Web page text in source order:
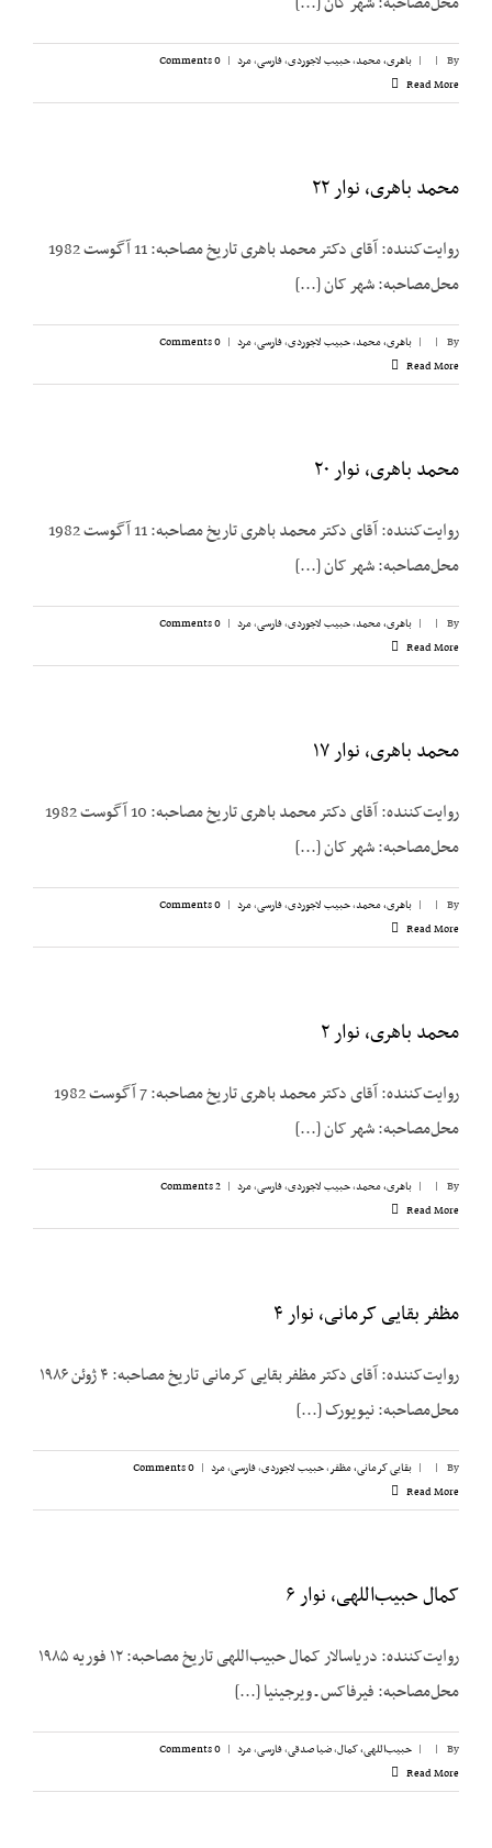
By
|
| باهری، محمد,حبیب لاجوردی,فارسی,مرد |
0 Comments
Read More
محمد باهری، نوار ۲۲
روایت‌کننده: آقای دکتر محمد باهری تاریخ مصاحبه: 11 آگوست 1982
محل‌مصاحبه: شهر کان [...]
By
|
| باهری، محمد,حبیب لاجوردی,فارسی,مرد |
0 Comments
Read More
محمد باهری، نوار ۲۰
روایت‌کننده: آقای دکتر محمد باهری تاریخ مصاحبه: 11 آگوست 1982
محل‌مصاحبه: شهر کان [...]
By
|
| باهری، محمد,حبیب لاجوردی,فارسی,مرد |
0 Comments
Read More
محمد باهری، نوار ۱۷
روایت‌کننده: آقای دکتر محمد باهری تاریخ مصاحبه: 10 آگوست 1982
محل‌مصاحبه: شهر کان [...]
By
|
| باهری، محمد,حبیب لاجوردی,فارسی,مرد |
0 Comments
Read More
محمد باهری، نوار ۲
روایت‌کننده: آقای دکتر محمد باهری تاریخ مصاحبه: 7 آگوست 1982
محل‌مصاحبه: شهر کان [...]
By
|
| باهری، محمد,حبیب لاجوردی,فارسی,مرد |
2 Comments
Read More
مظفر بقایی کرمانی، نوار ۴
روایت‌کننده: آقای دکتر مظفر بقایی کرمانی تاریخ مصاحبه: ۴ ژوئن ۱۹۸۶
محل‌مصاحبه: نیویورک [...]
By
|
| بقایی کرمانی، مظفر,حبیب لاجوردی,فارسی,مرد |
0 Comments
Read More
کمال حبیب‌اللهی، نوار ۶
روایت‌کننده: دریاسالار کمال حبیب‌اللهی تاریخ مصاحبه: ۱۲ فوریه ۱۹۸۵
محل‌مصاحبه: فیرفاکس ـ ویرجینیا [...]
By
|
| حبیب‌اللهی، کمال,ضیا صدقی,فارسی,مرد |
0 Comments
Read More